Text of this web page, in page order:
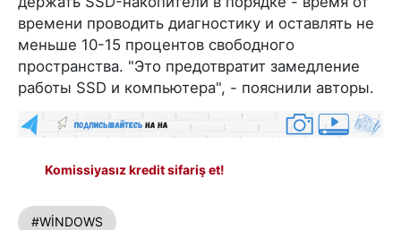
времени проводить диагностику и оставлять не
меньше 10-15 процентов свободного
пространства. "Это предотвратит замедление
работы SSD и компьютера", - пояснили авторы.
Komissiyasız kredit sifariş et!
#WİNDOWS